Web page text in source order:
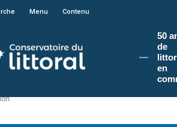
sur le site du Conservatoire du littoral, vous
Menu Contenu
50
de
en